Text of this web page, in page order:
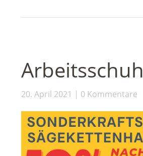
20. April 2021 0 Kommentare